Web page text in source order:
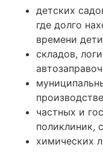
детских
где долго
времени
складов,
частных и
поликлиник,
химических